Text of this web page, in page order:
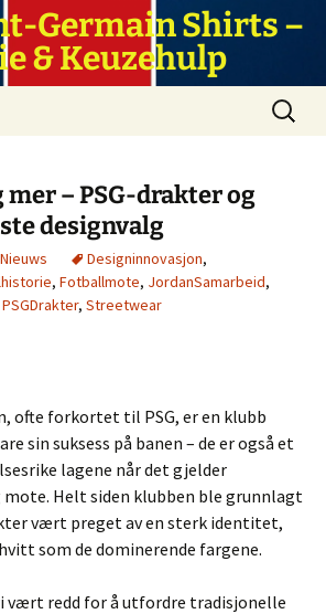
Germain Shirts –
& Keuzehulp
Zoeken
naar:
– PSG-drakter og
designvalg
Nieuws Designinnovasjon,
, Fotballmote, JordanSamarbeid,
PSGDrakter, Streetwear
ofte forkortet til PSG, er en klubb
sin suksess på banen – de er også et
lagene når det gjelder
Helt siden klubben ble grunnlagt
vært preget av en sterk identitet,
som de dominerende fargene.
vært redd for å utfordre tradisjonelle